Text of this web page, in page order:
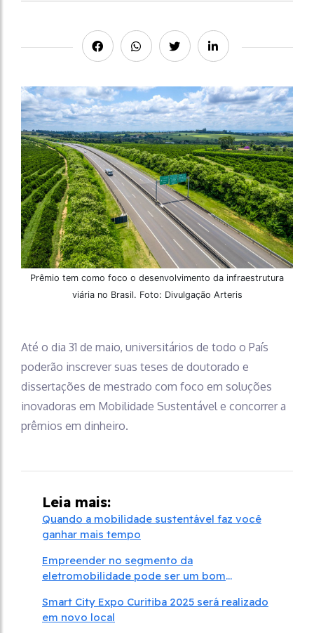
Prêmio tem como foco o desenvolvimento da infraestrutura
viária no Brasil. Foto: Divulgação Arteris
Até o dia 31 de maio, universitários de todo o País
poderão inscrever suas teses de doutorado e
dissertações de mestrado com foco em soluções
inovadoras em Mobilidade Sustentável e concorrer a
prêmios em dinheiro.
Leia mais:
Quando a mobilidade sustentável faz você
ganhar mais tempo
Empreender no segmento da
eletromobilidade pode ser um bom
Smart City Expo Curitiba 2025 será realizado
em novo local